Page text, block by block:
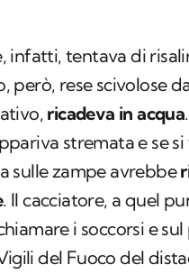
infatti, tentava di
però, rese scivolose
ricadeva in acqua
stremata e se si
sulle zampe avrebbe
. Il cacciatore, a quel
i soccorsi e
del Fuoco del